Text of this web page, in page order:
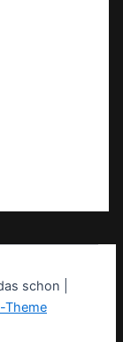
schon |
Theme